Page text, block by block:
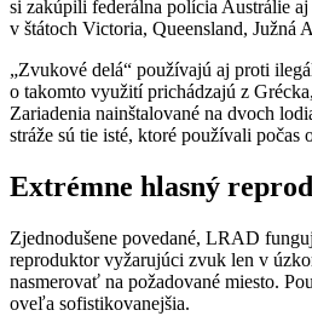
si zakúpili federálna polícia Austrálie
v štátoch Victoria, Queensland, Južná
„Zvukové delá“ používajú aj proti
o takomto využití prichádzajú z
Zariadenia nainštalované na dvoch
stráže sú tie isté, ktoré používali počas
Extrémne hlasný
Zjednodušene povedané, LRAD
reproduktor vyžarujúci zvuk len v
nasmerovať na požadované miesto.
oveľa sofistikovanejšia.